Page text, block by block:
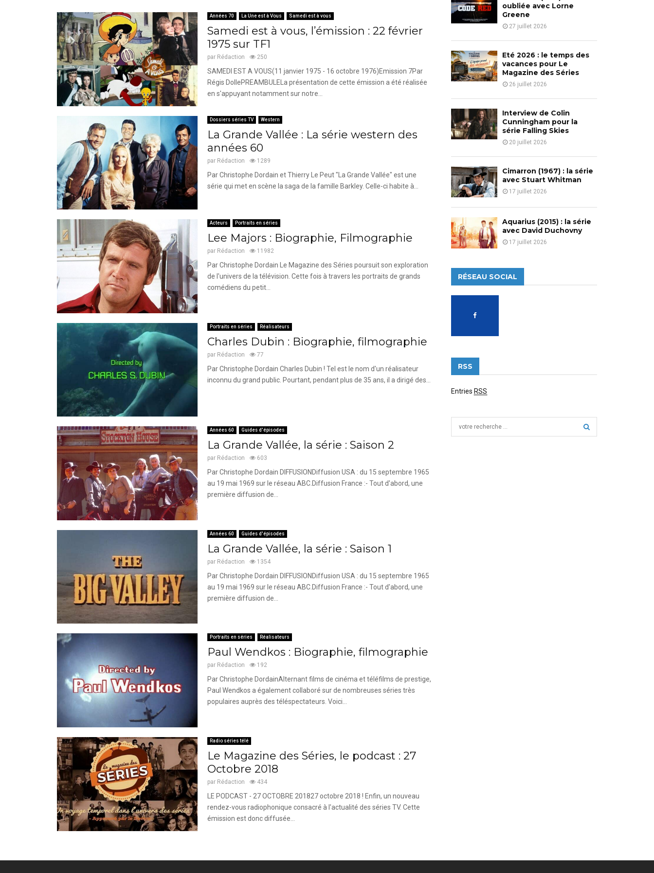
Années 70 La Une est à Vous Samedi est à vous
Samedi est à vous, l’émission : 22 février
1975 sur TF1
par Rédaction 250
SAMEDI EST A VOUS(11 janvier 1975 - 16 octobre 1976)Emission 7Par
Régis DollePREAMBULELa présentation de cette émission a été réalisée
en s'appuyant notamment sur notre...
Dossiers séries TV Western
La Grande Vallée : La série western des
années 60
par Rédaction 1289
Par Christophe Dordain et Thierry Le Peut "La Grande Vallée" est une
série qui met en scène la saga de la famille Barkley. Celle-ci habite à...
Acteurs Portraits en séries
Lee Majors : Biographie, Filmographie
par Rédaction 11982
Par Christophe Dordain Le Magazine des Séries poursuit son exploration
de l'univers de la télévision. Cette fois à travers les portraits de grands
comédiens du petit...
Portraits en séries Réalisateurs
Charles Dubin : Biographie, filmographie
par Rédaction 77
Par Christophe Dordain Charles Dubin ! Tel est le nom d'un réalisateur
inconnu du grand public. Pourtant, pendant plus de 35 ans, il a dirigé des...
Années 60 Guides d'épisodes
La Grande Vallée, la série : Saison 2
par Rédaction 603
Par Christophe Dordain DIFFUSIONDiffusion USA : du 15 septembre 1965
au 19 mai 1969 sur le réseau ABC.Diffusion France :- Tout d'abord, une
première diffusion de...
Années 60 Guides d'épisodes
La Grande Vallée, la série : Saison 1
par Rédaction 1354
Par Christophe Dordain DIFFUSIONDiffusion USA : du 15 septembre 1965
au 19 mai 1969 sur le réseau ABC.Diffusion France :- Tout d'abord, une
première diffusion de...
Portraits en séries Réalisateurs
Paul Wendkos : Biographie, filmographie
par Rédaction 192
Par Christophe DordainAlternant films de cinéma et téléfilms de prestige,
Paul Wendkos a également collaboré sur de nombreuses séries très
populaires auprès des téléspectateurs. Voici...
Radio séries télé
Le Magazine des Séries, le podcast : 27
Octobre 2018
par Rédaction 434
LE PODCAST - 27 OCTOBRE 201827 octobre 2018 ! Enfin, un nouveau
rendez-vous radiophonique consacré à l'actualité des séries TV. Cette
émission est donc diffusée...
o
r
:
H
oubliée avec Lorne
Greene
27 juillet 2026
Eté 2026 : le temps des
vacances pour Le
Magazine des Séries
26 juillet 2026
Interview de Colin
Cunningham pour la
série Falling Skies
20 juillet 2026
Cimarron (1967) : la série
avec Stuart Whitman
17 juillet 2026
Aquarius (2015) : la série
avec David Duchovny
17 juillet 2026
RÉSEAU SOCIAL
RSS
Entries RSS